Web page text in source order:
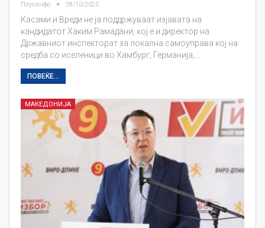
Плусинфо 28/10/2025
Касами и Вреди не ја поддржуваат изјавата на
кандидатот Хаким Рамадани, кој е и директор на
Државниот инспекторат за локална самоуправа кој на
средба со иселеници во Хамбург, Германија,…
ПОВЕЌЕ...
МАКЕДОНИЈА